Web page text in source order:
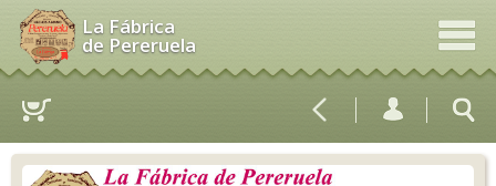
La Fábrica
de Pereruela